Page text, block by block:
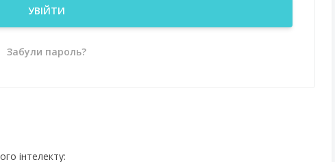
УВІЙТИ
Забули пароль?
інтелекту: